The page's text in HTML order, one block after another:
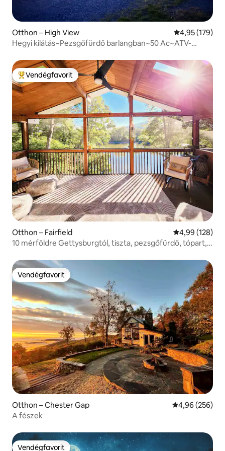
Otthon – High View Átlagos
4,95 (179)
Hegyi kilátás~Pezsgőfürdő barlangban~50 Ac~ATV-
Kiemelt vendégfavorit
Vendégfavorit
Otthon – Fairfield Átlagos
4,99 (128)
10 mérföldre Gettysburgtól, tiszta, pezsgőfürdő, tópart,
Vendégfavorit
Vendégfavorit
Otthon – Chester Gap Átlagos
4,96 (256)
A fészek
Vendégfavorit